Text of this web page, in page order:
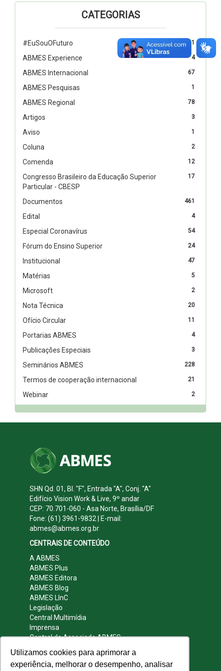
Utilizamos cookies para aprimorar a
experiência, melhorar o desempenho, analisar
CATEGORIAS
1
#EuSouOFuturo
4
ABMES Experience
67
ABMES Internacional
1
ABMES Pesquisas
78
ABMES Regional
3
Artigos
1
Aviso
2
Coluna
12
Comenda
17
Congresso Brasileiro da Educação Superior
Particular - CBESP
461
Documentos
4
Edital
54
Especial Coronavírus
24
Fórum do Ensino Superior
47
Institucional
5
Matérias
2
Microsoft
20
Nota Técnica
11
Ofício Circular
4
Portarias ABMES
3
Publicações Especiais
228
Seminários ABMES
21
Termos de cooperação internacional
2
Webinar
SHN Qd. 01, Bl. "F", Entrada "A", Conj. "A"
Edifício Vision Work & Live, 9º andar
CEP: 70.701-060 - Asa Norte, Brasília/DF
Fone: (61) 3961-9832 | E-mail:
abmes@abmes.org.br
CENTRAIS DE CONTEÚDO
A ABMES
ABMES Plus
ABMES Editora
ABMES Blog
ABMES LInC
Legislação
Central Multimídia
Imprensa
Central do Associado ABMES
REDES SOCIAIS